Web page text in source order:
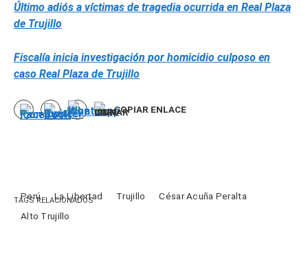
Último adiós a víctimas de tragedia ocurrida en Real Plaza
de Trujillo
Fiscalía inicia investigación por homicidio culposo en
caso Real Plaza de Trujillo
COPIAR ENLACE
TAGS RELACIONADOS
Perú La Libertad Trujillo
César Acuña Peralta
Alto Trujillo